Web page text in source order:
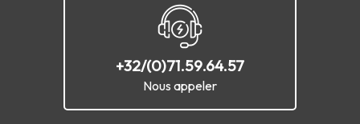
+32/(0)71.59.64.57
Nous appeler